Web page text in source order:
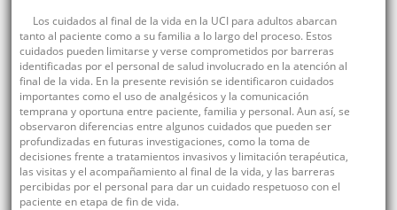
Los cuidados al final de la vida en la UCI para adultos abarcan
tanto al paciente como a su familia a lo largo del proceso. Estos
cuidados pueden limitarse y verse comprometidos por barreras
identificadas por el personal de salud involucrado en la atención al
final de la vida. En la presente revisión se identificaron cuidados
importantes como el uso de analgésicos y la comunicación
temprana y oportuna entre paciente, familia y personal. Aun así, se
observaron diferencias entre algunos cuidados que pueden ser
profundizadas en futuras investigaciones, como la toma de
decisiones frente a tratamientos invasivos y limitación terapéutica,
las visitas y el acompañamiento al final de la vida, y las barreras
percibidas por el personal para dar un cuidado respetuoso con el
paciente en etapa de fin de vida.